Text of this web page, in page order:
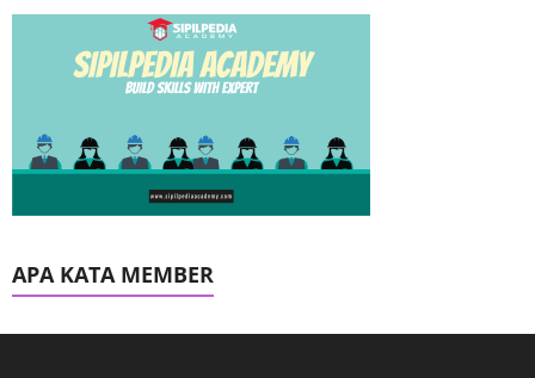
APA KATA MEMBER